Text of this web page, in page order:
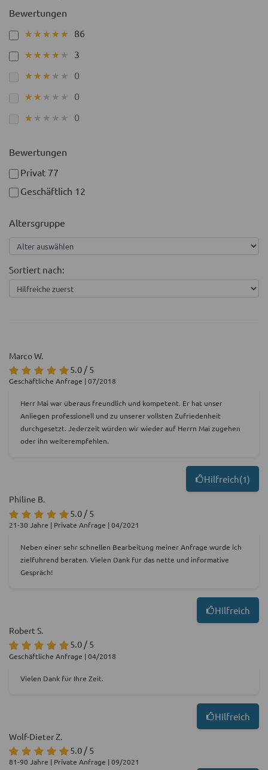
Bewertungen
★★★★★
★★★★★ 86
★★★★★
★★★★★ 3
★★★★★
★★★★★ 0
★★★★★
★★★★★ 0
★★★★★
★★★★★ 0
Bewertungen
Privat 77
Geschäftlich 12
Altersgruppe
Sortiert nach:
Marco W.
5.0 / 5
Geschäftliche Anfrage | 07/2018
Herr Mai war überaus freundlich und kompetent. Er hat unser
Anliegen professionell und zu unserer vollsten Zufriedenheit
durchgesetzt. Jederzeit würden wir wieder auf Herrn Mai zugehen
oder ihn weiterempfehlen.
Hilfreich(1)
Philine B.
5.0 / 5
21-30 Jahre | Private Anfrage | 04/2021
Neben einer sehr schnellen Bearbeitung meiner Anfrage wurde ich
zielführend beraten. Vielen Dank für das nette und informative
Gespräch!
Hilfreich
Robert S.
5.0 / 5
Geschäftliche Anfrage | 04/2018
Vielen Dank für Ihre Zeit.
Hilfreich
Wolf-Dieter Z.
5.0 / 5
81-90 Jahre | Private Anfrage | 09/2021